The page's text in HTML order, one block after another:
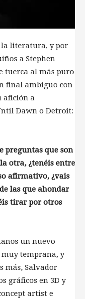
la literatura, y por
a Stephen
tuerca al más puro
final ambiguo con
afición a
Dawn o Detroit:
preguntas que son
otra, ¿tenéis entre
afirmativo, ¿vais
las que ahondar
tirar por otros
un nuevo
muy temprana, y
más, Salvador
gráficos en 3D y
artist e